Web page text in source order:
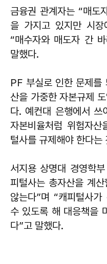
금융권 관계자는 “매도
을 가지고 있지만 시장
“매수자와 매도자 간
말했다.
PF 부실로 인한 문제를
산을 가중한 자본규제
다. 예컨대 은행에서 쓰
자본비율처럼 위험자산
털사를 규제해야 한다는
서지용 상명대 경영학
피털사는 총자산을 계
않는다”며 “캐피털사
수 있도록 해 대응책을
다”고 말했다.